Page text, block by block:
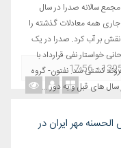
مجمع سالانه صدرا در سال
جاری همه معادلات گذشته را
نقش بر آب کرد. صدرا در یک
خواستار نفی قرارداد با
کره جنوبی و اطمینان به صدرا برای ساخت ۱۰ فروند کشتی شد. نفتون- گروه
های قبل و به دور ...
مهر ایران در